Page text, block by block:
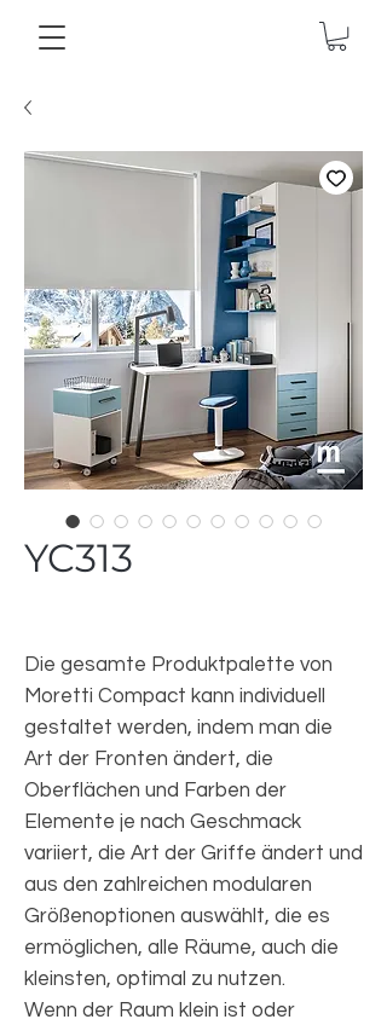
YC313
Die gesamte Produktpalette von
Moretti Compact kann individuell
gestaltet werden, indem man die
Art der Fronten ändert, die
Oberflächen und Farben der
Elemente je nach Geschmack
variiert, die Art der Griffe ändert und
aus den zahlreichen modularen
Größenoptionen auswählt, die es
ermöglichen, alle Räume, auch die
kleinsten, optimal zu nutzen.
Wenn der Raum klein ist oder